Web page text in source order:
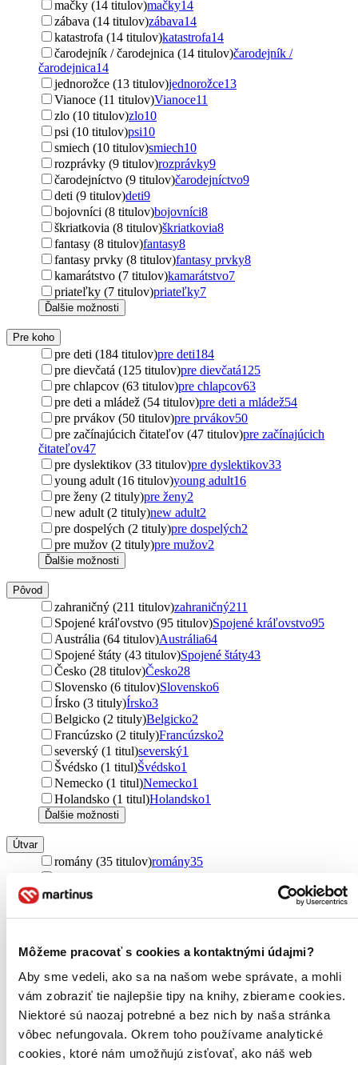
Môžeme pracovať s cookies a kontaktnými údajmi?
Aby sme vedeli, ako sa na našom webe správate, a mohli
vám zobraziť tie najlepšie tipy na knihy, zbierame cookies.
Niektoré sú naozaj potrebné a bez nich by naša stránka
vôbec nefungovala. Okrem toho používame analytické
cookies, ktoré nám umožňujú zisťovať, ako náš web
mačky (14 titulov)mačky14
zábava (14 titulov)zábava14
katastrofa (14 titulov)katastrofa14
čarodejník / čarodejnica (14 titulov)čarodejník /
čarodejnica14
jednorožce (13 titulov)jednorožce13
Vianoce (11 titulov)Vianoce11
zlo (10 titulov)zlo10
psi (10 titulov)psi10
smiech (10 titulov)smiech10
rozprávky (9 titulov)rozprávky9
čarodejníctvo (9 titulov)čarodejníctvo9
deti (9 titulov)deti9
bojovníci (8 titulov)bojovníci8
škriatkovia (8 titulov)škriatkovia8
fantasy (8 titulov)fantasy8
fantasy prvky (8 titulov)fantasy prvky8
kamarátstvo (7 titulov)kamarátstvo7
priateľky (7 titulov)priateľky7
Ďalšie možnosti
Pre koho
pre deti (184 titulov)pre deti184
pre dievčatá (125 titulov)pre dievčatá125
pre chlapcov (63 titulov)pre chlapcov63
pre deti a mládež (54 titulov)pre deti a mládež54
pre prvákov (50 titulov)pre prvákov50
pre začínajúcich čitateľov (47 titulov)pre začínajúcich
čitateľov47
pre dyslektikov (33 titulov)pre dyslektikov33
young adult (16 titulov)young adult16
pre ženy (2 tituly)pre ženy2
new adult (2 tituly)new adult2
pre dospelých (2 tituly)pre dospelých2
pre mužov (2 tituly)pre mužov2
Ďalšie možnosti
Pôvod
zahraničný (211 titulov)zahraničný211
Spojené kráľovstvo (95 titulov)Spojené kráľovstvo95
Austrália (64 titulov)Austrália64
Spojené štáty (43 titulov)Spojené štáty43
Česko (28 titulov)Česko28
Slovensko (6 titulov)Slovensko6
Írsko (3 tituly)Írsko3
Belgicko (2 tituly)Belgicko2
Francúzsko (2 tituly)Francúzsko2
severský (1 titul)severský1
Švédsko (1 titul)Švédsko1
Nemecko (1 titul)Nemecko1
Holandsko (1 titul)Holandsko1
Ďalšie možnosti
Útvar
romány (35 titulov)romány35
povesti (2 tituly)
Podžáner
fantasy (114 titulov)
komiksy (85 titulov)komiksy85
rozprávky (79 titulov)rozprávky79
sci-fi (9 titulov)sci-fi9
náučné (9 titulov)náučné9